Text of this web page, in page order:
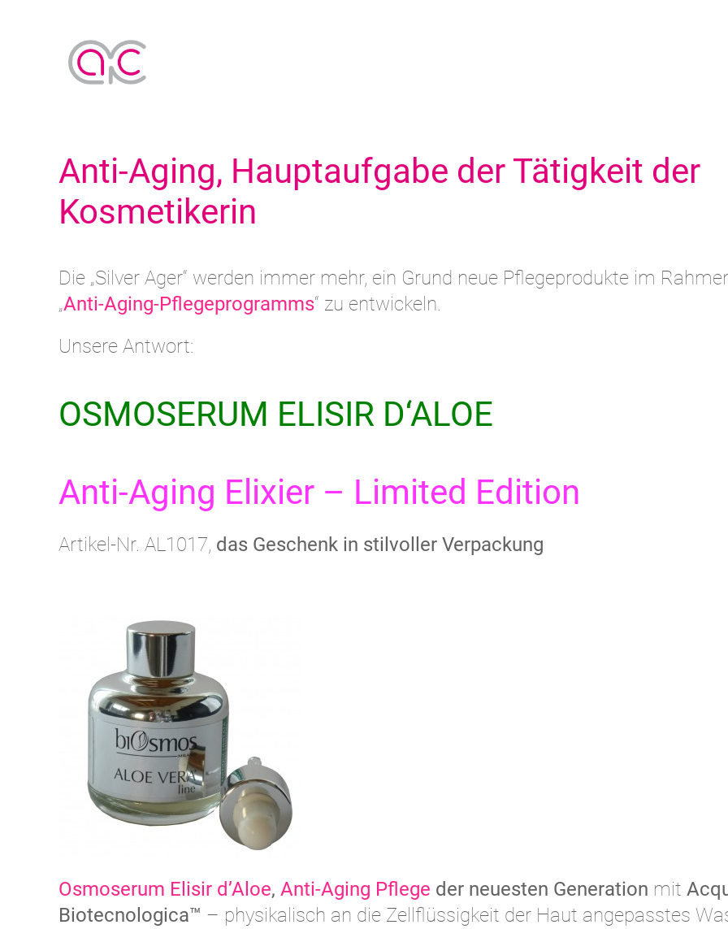
Anti-Aging, Hauptaufgabe der Tätigkeit der
Kosmetikerin
Die „Silver Ager“ werden immer mehr, ein Grund neue Pflegeprodukte im
„Anti-Aging-Pflegeprogramms“ zu entwickeln.
Unsere Antwort:
OSMOSERUM ELISIR D‘ALOE
Anti-Aging Elixier – Limited Edition
Artikel-Nr. AL1017, das Geschenk in stilvoller Verpackung
Osmoserum Elisir d’Aloe, Anti-Aging Pflege der neuesten Generation mit
Biotecnologica™ – physikalisch an die Zellflüssigkeit der Haut angepasstes